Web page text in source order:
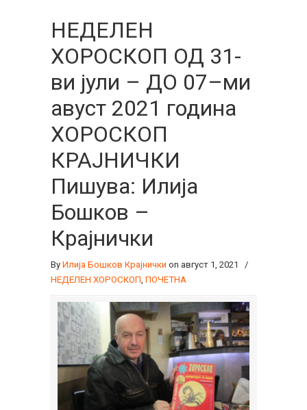
НЕДЕЛЕН
ХОРОСКОП ОД 31-
ви јули – ДО 07–ми
авуст 2021 година
ХОРОСКОП
КРАЈНИЧКИ
Пишува: Илија
Бошков –
Крајнички
By Илија Бошков Крајнички on август 1, 2021
/
НЕДЕЛЕН ХОРОСКОП ПОЧЕТНА